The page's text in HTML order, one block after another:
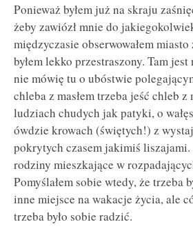
Ponieważ byłem już na skraju
żeby zawiózł mnie do
międzyczasie obserwowałem
byłem lekko przestraszony. Tam
nie mówię tu o ubóstwie
chleba z masłem trzeba jeść chleb
ludziach chudych jak patyki, o
ówdzie krowach (świętych!) z
pokrytych czasem jakimiś liszajami.
rodziny mieszkające w
Pomyślałem sobie wtedy, że trzeba
inne miejsce na wakacje życia, ale
trzeba było sobie radzić.